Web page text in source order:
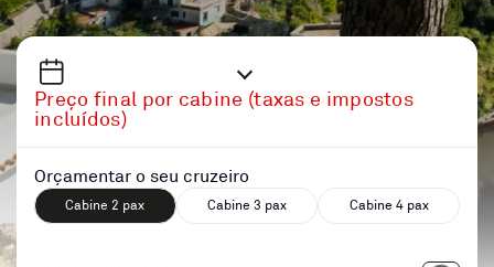
Preço final por cabine (taxas e impostos
incluídos)
Orçamentar o seu cruzeiro
Cabine 2 pax Cabine 3 pax Cabine 4 pax